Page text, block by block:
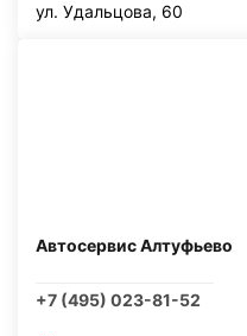
ул. Удальцова, 60
Автосервис Алтуфьево
+7 (495) 023-81-52